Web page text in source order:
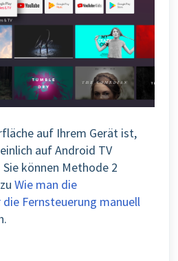
auf Ihrem Gerät ist,
auf Android TV
können Methode 2
Wie man die
Fernsteuerung manuell